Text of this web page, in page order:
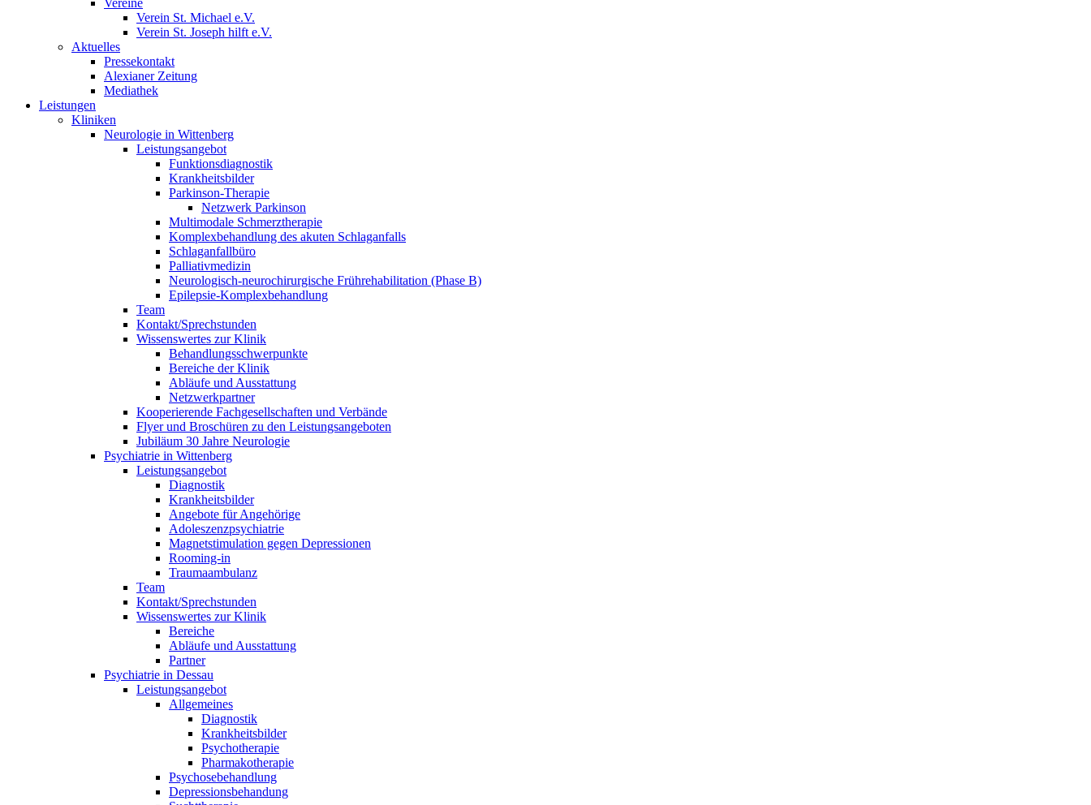
Vereine
Verein St. Michael e.V.
Verein St. Joseph hilft e.V.
Aktuelles
Pressekontakt
Alexianer Zeitung
Mediathek
Leistungen
Kliniken
Neurologie in Wittenberg
Leistungsangebot
Funktionsdiagnostik
Krankheitsbilder
Parkinson-Therapie
Netzwerk Parkinson
Multimodale Schmerztherapie
Komplexbehandlung des akuten Schlaganfalls
Schlaganfallbüro
Palliativmedizin
Neurologisch-neurochirurgische Frührehabilitation (Phase B)
Epilepsie-Komplexbehandlung
Team
Kontakt/Sprechstunden
Wissenswertes zur Klinik
Behandlungsschwerpunkte
Bereiche der Klinik
Abläufe und Ausstattung
Netzwerkpartner
Kooperierende Fachgesellschaften und Verbände
Flyer und Broschüren zu den Leistungsangeboten
Jubiläum 30 Jahre Neurologie
Psychiatrie in Wittenberg
Leistungsangebot
Diagnostik
Krankheitsbilder
Angebote für Angehörige
Adoleszenzpsychiatrie
Magnetstimulation gegen Depressionen
Rooming-in
Traumaambulanz
Team
Kontakt/Sprechstunden
Wissenswertes zur Klinik
Bereiche
Abläufe und Ausstattung
Partner
Psychiatrie in Dessau
Leistungsangebot
Allgemeines
Diagnostik
Krankheitsbilder
Psychotherapie
Pharmakotherapie
Psychosebehandlung
Depressionsbehandung